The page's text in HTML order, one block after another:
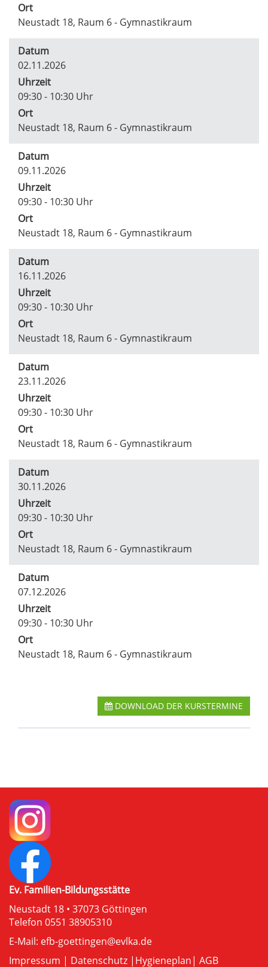
Ort
Neustadt 18, Raum 6 - Gymnastikraum
Datum
02.11.2026
Uhrzeit
09:30 - 10:30 Uhr
Ort
Neustadt 18, Raum 6 - Gymnastikraum
Datum
09.11.2026
Uhrzeit
09:30 - 10:30 Uhr
Ort
Neustadt 18, Raum 6 - Gymnastikraum
Datum
16.11.2026
Uhrzeit
09:30 - 10:30 Uhr
Ort
Neustadt 18, Raum 6 - Gymnastikraum
Datum
23.11.2026
Uhrzeit
09:30 - 10:30 Uhr
Ort
Neustadt 18, Raum 6 - Gymnastikraum
Datum
30.11.2026
Uhrzeit
09:30 - 10:30 Uhr
Ort
Neustadt 18, Raum 6 - Gymnastikraum
Datum
07.12.2026
Uhrzeit
09:30 - 10:30 Uhr
Ort
Neustadt 18, Raum 6 - Gymnastikraum
DOWNLOAD DER KURSTERMINE
Ev. Familien-Bildungsstätte
Neustadt 18 • 37073 Göttingen
Telefon 0551 38905310
E-Mail: efb-goettingen@evlka.de
Impressum | Datenschutz | Hygieneplan| AGB